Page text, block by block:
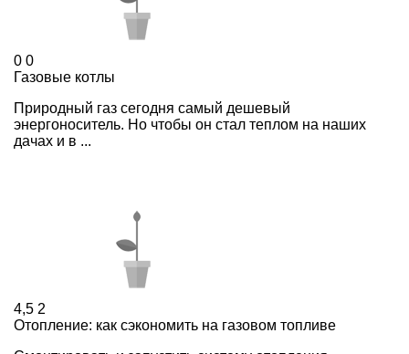
0 0
Газовые котлы
Природный газ сегодня самый дешевый
энергоноситель. Но чтобы он стал теплом на наших
дачах и в ...
4,5 2
Отопление: как сэкономить на газовом топливе